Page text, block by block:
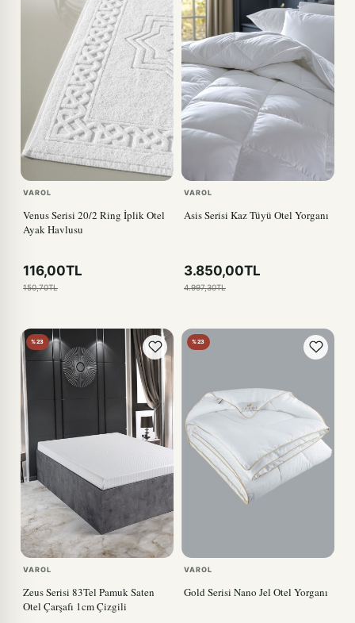
VAROL
Venus Serisi 20/2 Ring İplik Otel
Ayak Havlusu
116,00TL
150,70TL
VAROL
Asis Serisi Kaz Tüyü Otel Yorganı
3.850,00TL
4.997,30TL
%23
VAROL
Zeus Serisi 83Tel Pamuk Saten
Otel Çarşafı 1cm Çizgili
%23
VAROL
Gold Serisi Nano Jel Otel Yorganı